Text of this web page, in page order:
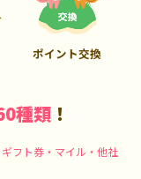
ポイント交換
種類 ！
フト券・マイル・他社